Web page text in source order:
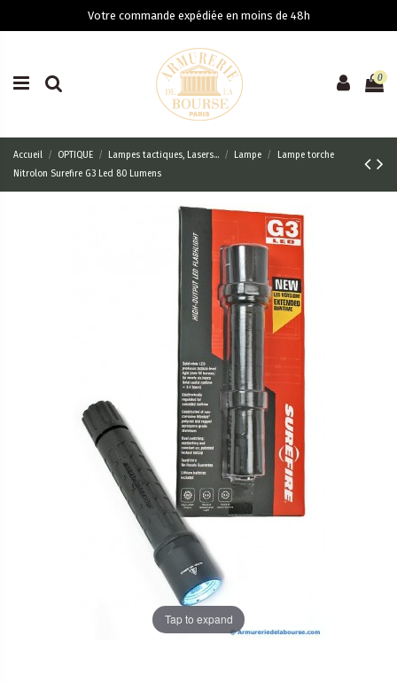
Votre commande expédiée en moins de 48h
0
Accueil OPTIQUE Lampes tactiques, Lasers... Lampe
Lampe torche
Nitrolon Surefire G3 Led 80 Lumens
Tap to expand